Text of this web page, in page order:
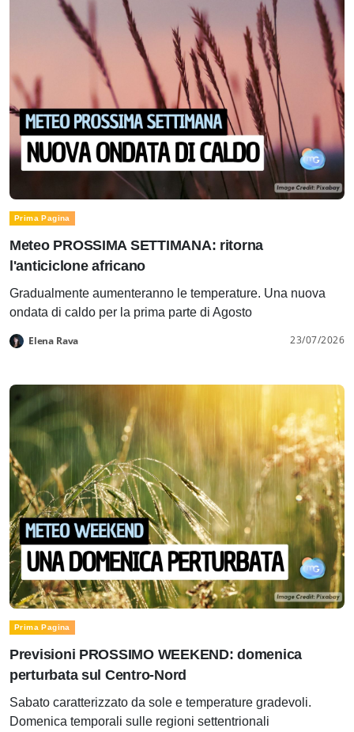
Prima Pagina
Meteo PROSSIMA SETTIMANA: ritorna
l'anticiclone africano
Gradualmente aumenteranno le temperature. Una nuova
ondata di caldo per la prima parte di Agosto
Elena Rava 23/07/2026
Prima Pagina
Previsioni PROSSIMO WEEKEND: domenica
perturbata sul Centro-Nord
Sabato caratterizzato da sole e temperature gradevoli.
Domenica temporali sulle regioni settentrionali